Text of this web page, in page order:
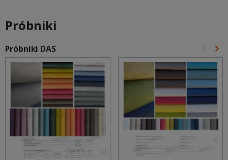
Próbniki
Próbniki DAS keyboard_arrow_left keyboard_arrow_right